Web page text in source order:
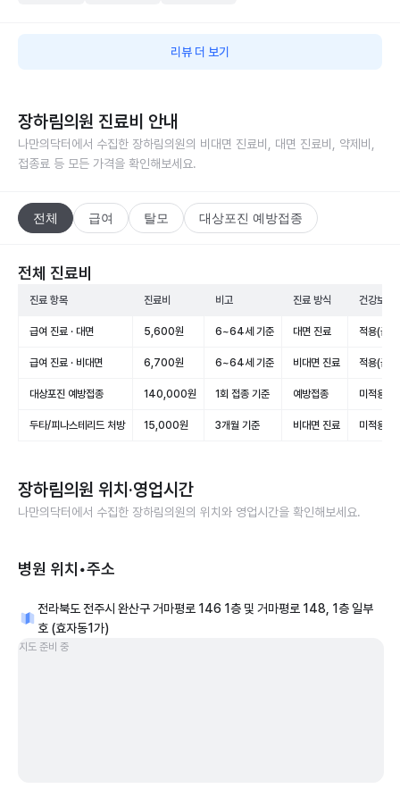
리뷰 더 보기
장하림의원 진료비 안내
나만의닥터에서 수집한 장하림의원의 비대면 진료비, 대면 진료비, 약제비,
접종료 등 모든 가격을 확인해보세요.
전체 급여 탈모 대상포진 예방접종
전체 진료비
진료 항목 진료비 비고 진료 방식 건강보험
급여 진료 · 대면 5,600원 6~64세 기준 대면 진료 적용(급
급여 진료 · 비대면 6,700원 6~64세 기준 비대면 진료 적용(급
대상포진 예방접종 140,000원 1회 접종 기준 예방접종 미적용(
두타/피나스테리드 처방 15,000원 3개월 기준 비대면 진료 미적용(
장하림의원 위치·영업시간
나만의닥터에서 수집한 장하림의원의 위치와 영업시간을 확인해보세요.
병원 위치•주소
전라북도 전주시 완산구 거마평로 146 1층 및 거마평로 148, 1층 일부
호 (효자동1가)
지도 준비 중